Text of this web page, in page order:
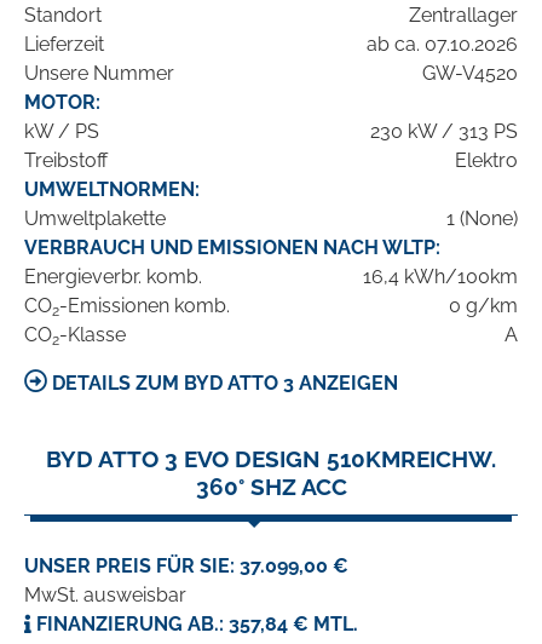
Standort
Zentrallager
Lieferzeit
ab ca. 07.10.2026
Unsere Nummer
GW-V4520
MOTOR:
kW / PS
230 kW / 313 PS
Treibstoff
Elektro
UMWELTNORMEN:
Umweltplakette
1 (None)
VERBRAUCH UND EMISSIONEN NACH WLTP:
Energieverbr. komb.
16,4 kWh/100km
CO2-Emissionen komb.
0 g/km
CO2-Klasse A
DETAILS ZUM BYD ATTO 3 ANZEIGEN
BYD ATTO 3 EVO DESIGN 510KMREICHW.
360° SHZ ACC
UNSER PREIS FÜR SIE: 37.099,00 €
MwSt. ausweisbar
FINANZIERUNG AB.: 357,84 € MTL.